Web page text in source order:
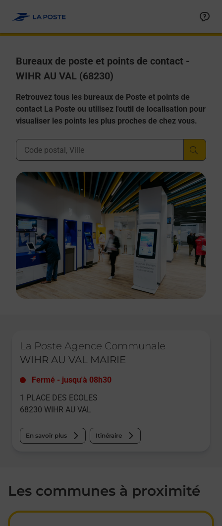
Bureaux de poste et points de contact -
WIHR AU VAL (68230)
Retrouvez tous les bureaux de Poste et points de
contact La Poste ou utilisez l'outil de localisation pour
visualiser les points les plus proches de chez vous.
Ville, Département, Code Postal
La Poste Agence Communale
WIHR AU VAL MAIRIE
Fermé - jusqu'à 08h30
1 PLACE DES ECOLES
68230 WIHR AU VAL
En savoir plus Itinéraire
Les communes à proximité